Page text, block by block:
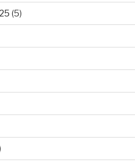
(5)